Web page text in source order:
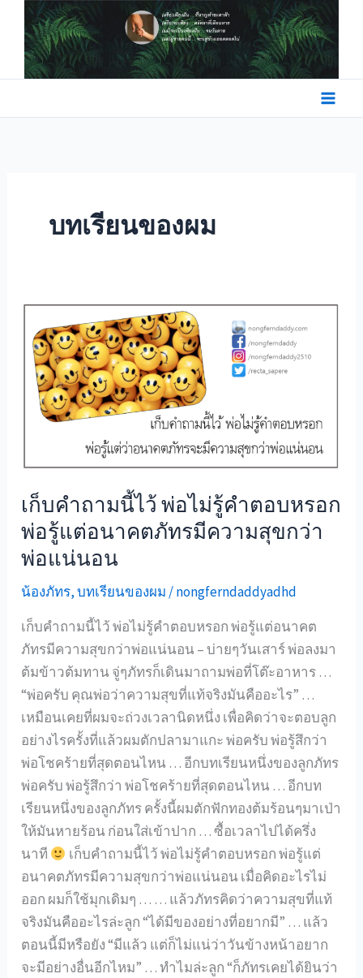
content
บทเรียนของผม
เก็บคำถามนี้ไว้ พ่อไม่รู้คำตอบหรอก
พ่อรู้แต่อนาคตภัทรมีความสุขกว่า
พ่อแน่นอน
น้องภัทร,บทเรียนของผม /nongferndaddyadhd
เก็บคำถามนี้ไว้ พ่อไม่รู้คำตอบหรอก พ่อรู้แต่อนาคต
ภัทรมีความสุขกว่าพ่อแน่นอน – บ่ายๆวันเสาร์ พ่อลงมา
ต้มข้าวต้มทาน จู่ๆภัทรก็เดินมาถามพ่อที่โต๊ะอาหาร …
“พ่อครับ คุณพ่อว่าความสุขที่แท้จริงมันคืออะไร” …
เหมือนเคยที่ผมจะถ่วงเวลานิดหนึ่ง เพื่อคิดว่าจะตอบลูก
อย่างไรครั้งที่แล้วผมตักปลามาแกะ พ่อครับ พ่อรู้สึกว่า
พ่อโชคร้ายที่สุดตอนไหน … อีกบทเรียนหนึ่งของลูกภัทร
พ่อครับ พ่อรู้สึกว่า พ่อโชคร้ายที่สุดตอนไหน … อีกบท
เรียนหนึ่งของลูกภัทร ครั้งนี้ผมตักฟักทองต้มร้อนๆมาเป่า
ให้มันหายร้อน ก่อนใส่เข้าปาก … ซื้อเวลาไปได้ครึ่ง
นาที
เก็บคำถามนี้ไว้ พ่อไม่รู้คำตอบหรอก พ่อรู้แต่
อนาคตภัทรมีความสุขกว่าพ่อแน่นอน เมื่อคิดอะไรไม่
ออก ผมก็ใช้มุกเดิมๆ … … แล้วภัทรคิดว่าความสุขที่แท้
จริงมันคืออะไรล่ะลูก “ได้มีของอย่างที่อยากมี” … แล้ว
ตอนนี้มีหรือยัง “มีแล้ว แต่ก็ไม่แน่ว่าวันข้างหน้าอยาก
จะมีอย่างอื่นอีกไหม” … ทำไมล่ะลูก “ก็ภัทรเคยได้ยินว่า